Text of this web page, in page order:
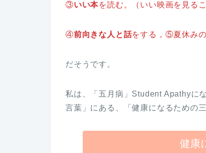
③いい本を読む。（いい映画を見る
④前向きな人と話をする，⑤夏休みの
だそうです。
私は、「五月病」Student Apathyに
言葉」にある、「健康になるための
健康